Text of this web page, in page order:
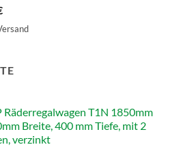
Räderregalwagen T1N 1850mm
Breite, 400 mm Tiefe, mit 2
verzinkt